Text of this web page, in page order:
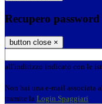
Recupero password
button close ×
all'indirizzo indicato con le
Non hai una e-mail associata
tramite la Login Spaggiari